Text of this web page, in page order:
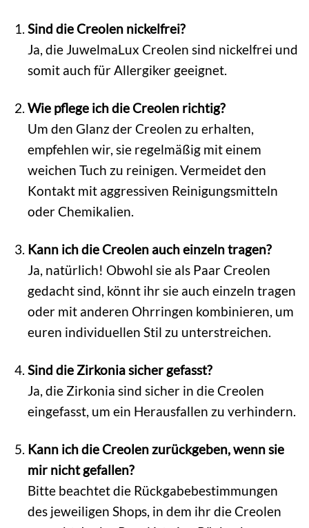
Sind die Creolen nickelfrei?
Ja, die JuwelmaLux Creolen sind nickelfrei und
somit auch für Allergiker geeignet.
Wie pflege ich die Creolen richtig?
Um den Glanz der Creolen zu erhalten,
empfehlen wir, sie regelmäßig mit einem
weichen Tuch zu reinigen. Vermeidet den
Kontakt mit aggressiven Reinigungsmitteln
oder Chemikalien.
Kann ich die Creolen auch einzeln tragen?
Ja, natürlich! Obwohl sie als Paar Creolen
gedacht sind, könnt ihr sie auch einzeln tragen
oder mit anderen Ohrringen kombinieren, um
euren individuellen Stil zu unterstreichen.
Sind die Zirkonia sicher gefasst?
Ja, die Zirkonia sind sicher in die Creolen
eingefasst, um ein Herausfallen zu verhindern.
Kann ich die Creolen zurückgeben, wenn sie
mir nicht gefallen?
Bitte beachtet die Rückgabebestimmungen
des jeweiligen Shops, in dem ihr die Creolen